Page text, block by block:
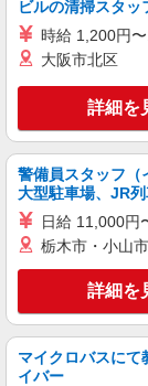
ビルの清掃スタッ
時給 1,200円
大阪市北区
詳細を
警備員スタッフ（
大型駐車場、JR列
日給 11,000円
栃木市・小山
詳細を
マイクロバスにて
イバー